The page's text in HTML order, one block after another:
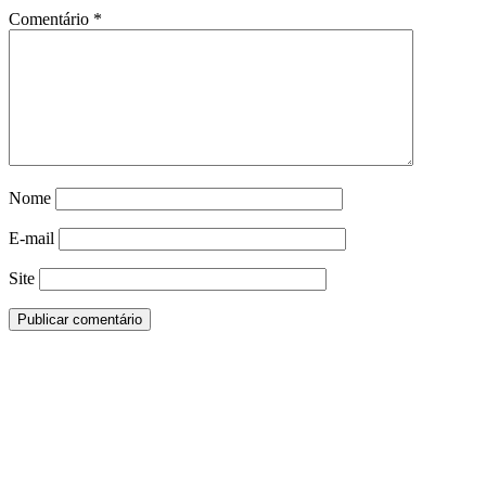
Comentário *
Nome
E-mail
Site